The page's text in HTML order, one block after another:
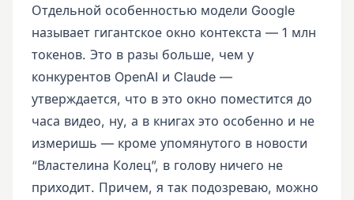
Отдельной особенностью модели Google
называет гигантское окно контекста — 1 млн
токенов. Это в разы больше, чем у
конкурентов OpenAI и Claude —
утверждается, что в это окно поместится до
часа видео, ну, а в книгах это особенно и не
измеришь — кроме упомянутого в новости
“Властелина Колец”, в голову ничего не
приходит. Причем, я так подозреваю, можно